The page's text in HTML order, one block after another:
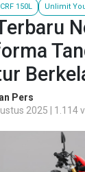
150L Unlimit
Pers
2025 | 1.114